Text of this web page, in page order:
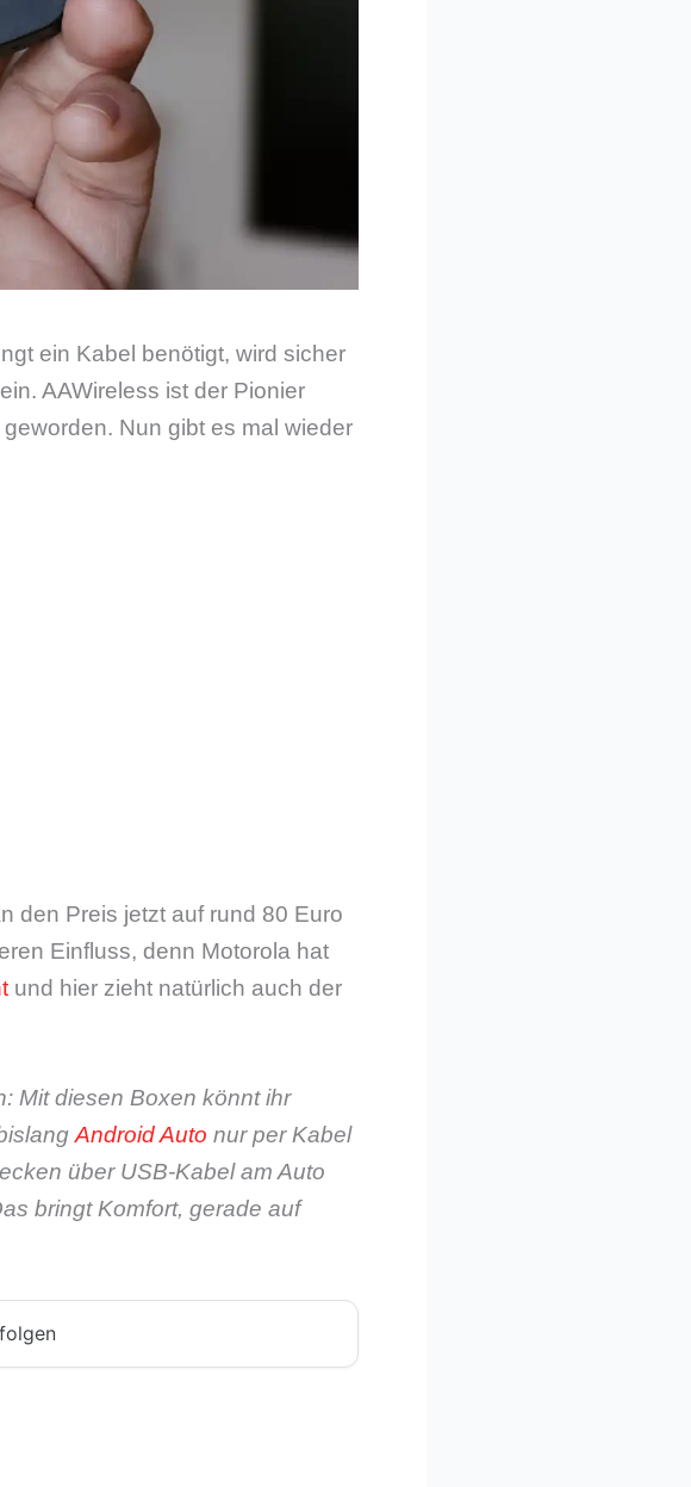
ein Kabel benötigt, wird sicher
AAWireless ist der Pionier
Nun gibt es mal wieder
den Preis jetzt auf rund 80 Euro
Einfluss, denn Motorola hat
und hier zieht natürlich auch der
Mit diesen Boxen könnt ihr
Android Auto nur per Kabel
über USB-Kabel am Auto
bringt Komfort, gerade auf